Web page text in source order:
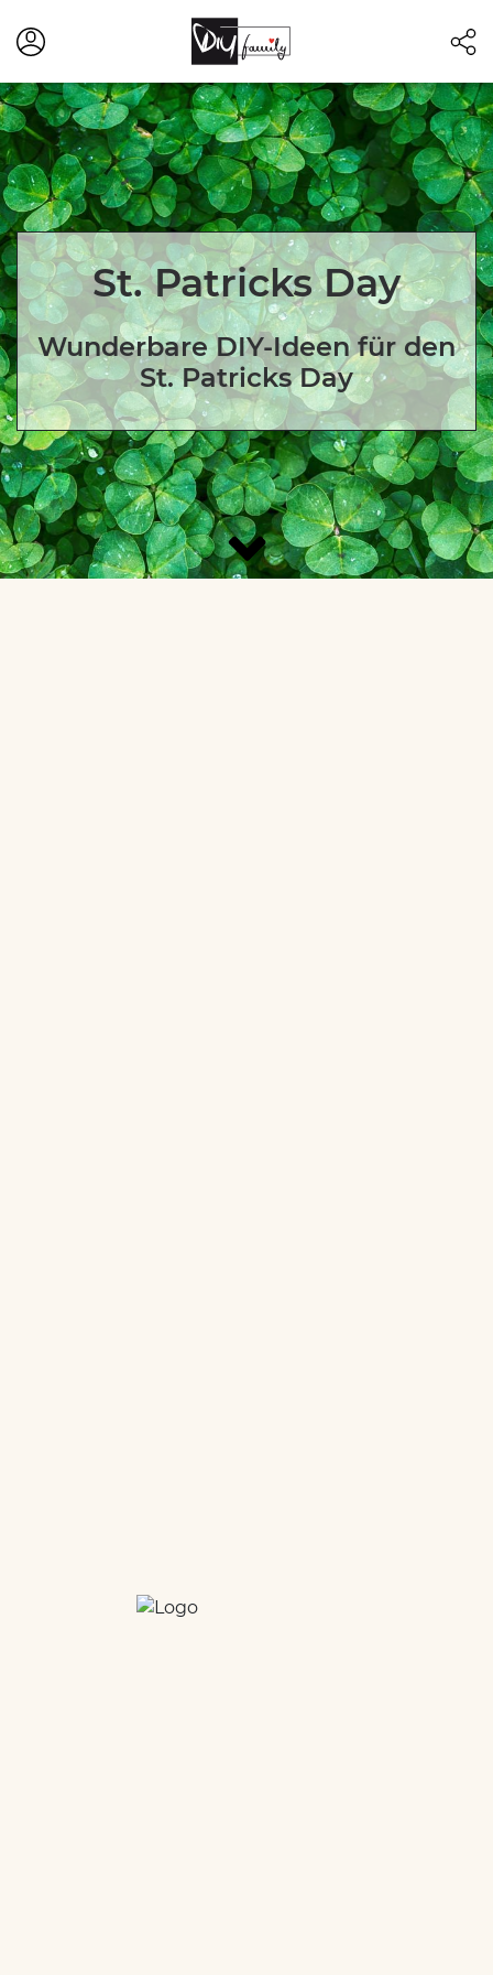
St. Patricks Day
Wunderbare DIY-Ideen für den
St. Patricks Day